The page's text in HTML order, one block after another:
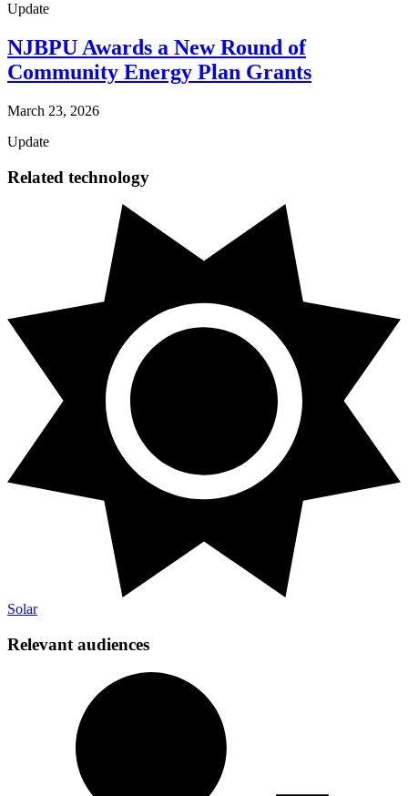
Update
NJBPU Awards a New Round of
Community Energy Plan Grants​​​​‌ ‍ ​‍​‍‌‍ ‌ ​‍‌‍‍‌‌‍‌ ‌‍‍‌‌‍ ‍​‍​‍​ ‍‍​‍​‍‌ ​ ‌‍​‌‌‍ ‍‌‍‍‌‌ ‌​‌ ‍‌​‍ ‍‌‍‍‌‌‍ ​‍​‍​‍ ​​‍​‍‌‍‍​‌ ​‍‌‍‌‌‌‍‌‍​‍​‍​ ‍‍​‍​‍‌‍‍​‌ ‌​‌ ‌​‌ ​​​ ‍‍​‍ ​‍ ‌‍ ​‌‍ ‌‍​ ‌‍​‌‌‍ ​‌‍‍​‌‍ ‌ ​ ‌ ‌​​ ‍‍​ ​ ​ ​ ​ ​ ​ ​ ​‍ ‌‍‍‌‌‍ ‍‌ ‌​‌‍‌‌‌‍ ‍‌ ‌​​‍ ‌‍‌‌‌‍‌​‌‍‍‌‌ ‌​​‍ ‌‍ ‌‌‍ ‌‍‌​‌‍‌‌​ ‌‌ ​​‌ ​‍‌‍‌‌‌ ​ ‌‍‌‌‌‍ ‍‌ ‌​‌‍​‌‌ ‌​‌‍‍‌‌‍ ‌‍ ‍​ ‍ ‌‍‍‌‌‍‌​​ ‌​ ​‍​ ‍​​ ​ ‌‍​ ​ ​ ​ ​​​ ‌‌‌‍​ ​‍ ‌​ ‌‌‌‍‌‌​ ​​‌‍‌‍​‍ ‌​ ‌​​ ​‍​ ‌ ‌‍‌‌​‍ ‌‌‍​‌‌‍​‌​ ​‌​ ​​​‍ ‌​ ‌​​ ​​​ ‌ ‌‍‌‌​ ‌ ​ ‍​​ ‌‌​ ‍‌‌‍​‌​ ‌ ​ ‌‍‌‍‌‌​ ‍ ‌ ‌​‌ ‍‌‌ ​​‌‍‌‌​ ‌‌‍​‌‌ ​‍‌ ‌​‌‍‍‌‌‍​ ‌‍ ​‌‍‌‌​ ‍ ‌ ​​‌‍​‌‌ ‌​‌‍‍​​ ‌‌ ‌​‌‍‍‌‌ ‌​‌‍ ​‌‍‌‌​ ‌‍​‍‌‍​‌‌ ​ ‌‍‌‌‌‌‌‌‌ ​‍‌‍ ​​ ‌‌‍‍​‌ ‌​‌ ‌​‌ ​​​‍‌‌​ ​ ‌​​‌​‍‌‌​ ​‍‌​‌‍​‍‌‌​ ​‍‌​‌‍‌‍ ​‌‍ ‌‍​ ‌‍​‌‌‍ ​‌‍‍​‌‍ ‌ ​ ‌ ‌​​‍‌‌​ ​ ‌​​‌​ ​ ​ ​ ​ ​ ​ ​ ​‍‌‍‌‍‍‌‌‍‌​​ ‌​ ​‍​ ‍​​ ​ ‌‍​ ​ ​ ​ ​​​ ‌‌‌‍​ ​‍ ‌​ ‌‌‌‍‌‌​ ​​‌‍‌‍​‍ ‌​ ‌​​ ​‍​ ‌ ‌‍‌‌​‍ ‌‌‍​‌‌‍​‌​ ​‌​ ​​​‍ ‌​ ‌​​ ​​​ ‌ ‌‍‌‌​ ‌ ​ ‍​​ ‌‌​ ‍‌‌‍​‌​ ‌ ​ ‌‍‌‍‌‌​‍‌‍‌ ‌​‌ ‍‌‌ ​​‌‍‌‌​ ‌‌‍​‌‌ ​‍‌ ‌​‌‍‍‌‌‍​ ‌‍ ​‌‍‌‌​‍‌‍‌ ​​‌‍​‌‌ ‌​‌‍‍​​ ‌‌ ‌​‌‍‍‌‌ ‌​‌‍ ​‌‍‌‌​‍‌‍‌ ​​‌‍‌‌‌ ​‍‌ ​ ‌ ​​‌‍‌‌‌‍​ ‌ ‌​‌‍‍‌‌ ‌‍‌‍‌‌​ ‌‌ ​​‌ ‌‌‌‍​‍‌‍ ​‌‍‍‌‌ ​ ‌‍‍​‌‍‌‌‌‍‌​​‍​‍‌ ‌
March 23, 2026
Update
Related technology
Solar​​​​‌ ‍ ​‍​‍‌‍ ‌ ​‍‌‍‍‌‌‍‌ ‌‍‍‌‌‍ ‍​‍​‍​ ‍‍​‍​‍‌ ​ ‌‍​‌‌‍ ‍‌‍‍‌‌ ‌​‌ ‍‌​‍ ‍‌‍‍‌‌‍ ​‍​‍​‍ ​​‍​‍‌‍‍​‌ ​‍‌‍‌‌‌‍‌‍​‍​‍​ ‍‍​‍​‍‌‍‍​‌ ‌​‌ ‌​‌ ​​​ ‍‍​‍ ​‍ ‌‍ ​‌‍ ‌‍​ ‌‍​‌‌‍ ​‌‍‍​‌‍ ‌ ​ ‌ ‌​​ ‍‍​ ​ ​ ​ ​ ​ ​ ​ ​‍ ‌‍‍‌‌‍ ‍‌ ‌​‌‍‌‌‌‍ ‍‌ ‌​​‍ ‌‍‌‌‌‍‌​‌‍‍‌‌ ‌​​‍ ‌‍ ‌‌‍ ‌‍‌​‌‍‌‌​ ‌‌ ​​‌ ​‍‌‍‌‌‌ ​ ‌‍‌‌‌‍ ‍‌ ‌​‌‍​‌‌ ‌​‌‍‍‌‌‍ ‌‍ ‍​ ‍ ‌‍‍‌‌‍‌​​ ‌​ ‌‍​ ‌‌​ ​​‌‍‌​​ ​ ​ ​ ​ ‍‌​ ‌ ​‍ ‌‌‍​‌​ ‌ ‌‍​‌‌‍‌‍​‍ ‌​ ‌​​ ‌​​ ‌ ‌‍​‍​‍ ‌‌‍​‍​ ​​​ ‍​​ ‌ ​‍ ‌​ ​‌​ ​​​ ‌‍‌‍‌​‌‍‌​​ ‌‍​ ‍‌​ ‌‍‌‍‌‌‌‍​‌​ ‌ ​ ​‌​ ‍ ‌ ‌​‌ ‍‌‌ ​​‌‍‌‌​ ‌‌ ‌​‌‍‌‌‌‍​ ‌‍‍​‌‍ ‍‌‍ ‌‍ ​‌‍ ‌‍‌ ‌ ‍‌​ ‍ ‌ ​​‌‍​‌‌ ‌​‌‍‍​​ ‌‌ ‌​‌‍‍‌‌ ‌​‌‍ ​‌‍‌‌​ ‌‍​‍‌‍​‌‌ ​ ‌‍‌‌‌‌‌‌‌ ​‍‌‍ ​​ ‌‌‍‍​‌ ‌​‌ ‌​‌ ​​​‍‌‌​ ​ ‌​​‌​‍‌‌​ ​‍‌​‌‍​‍‌‌​ ​‍‌​‌‍‌‍ ​‌‍ ‌‍​ ‌‍​‌‌‍ ​‌‍‍​‌‍ ‌ ​ ‌ ‌​​‍‌‌​ ​ ‌​​‌​ ​ ​ ​ ​ ​ ​ ​ ​‍‌‍‌‍‍‌‌‍‌​​ ‌​ ‌‍​ ‌‌​ ​​‌‍‌​​ ​ ​ ​ ​ ‍‌​ ‌ ​‍ ‌‌‍​‌​ ‌ ‌‍​‌‌‍‌‍​‍ ‌​ ‌​​ ‌​​ ‌ ‌‍​‍​‍ ‌‌‍​‍​ ​​​ ‍​​ ‌ ​‍ ‌​ ​‌​ ​​​ ‌‍‌‍‌​‌‍‌​​ ‌‍​ ‍‌​ ‌‍‌‍‌‌‌‍​‌​ ‌ ​ ​‌​‍‌‍‌ ‌​‌ ‍‌‌ ​​‌‍‌‌​ ‌‌ ‌​‌‍‌‌‌‍​ ‌‍‍​‌‍ ‍‌‍ ‌‍ ​‌‍ ‌‍‌ ‌ ‍‌​‍‌‍‌ ​​‌‍​‌‌ ‌​‌‍‍​​ ‌‌ ‌​‌‍‍‌‌ ‌​‌‍ ​‌‍‌‌​‍‌‍‌ ​​‌‍‌‌‌ ​‍‌ ​ ‌ ​​‌‍‌‌‌‍​ ‌ ‌​‌‍‍‌‌ ‌‍‌‍‌‌​ ‌‌ ​​‌ ‌‌‌‍​‍‌‍ ​‌‍‍‌‌ ​ ‌‍‍​‌‍‌‌‌‍‌​​‍​‍‌ ‌
Relevant audiences